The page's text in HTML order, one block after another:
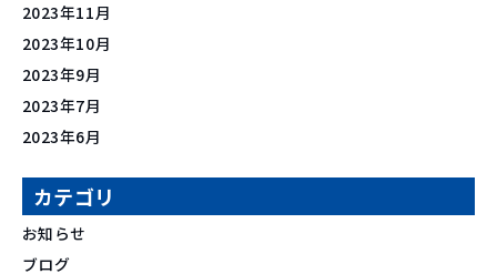
2023年11月
2023年10月
2023年9月
2023年7月
2023年6月
カテゴリ
お知らせ
ブログ